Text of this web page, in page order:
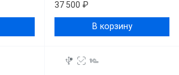
37 500 ₽
В корзину